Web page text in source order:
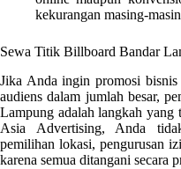
kekurangan masing-
Sewa Titik Billboard Bandar
Jika Anda ingin promosi
audiens dalam jumlah besar,
Lampung adalah langkah yang
Asia Advertising, Anda
pemilihan lokasi, pengurusan
karena semua ditangani secara